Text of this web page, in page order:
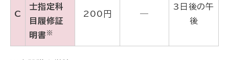
C
士指定科
目履修証
明書※
200円 ―
3日後の午
後